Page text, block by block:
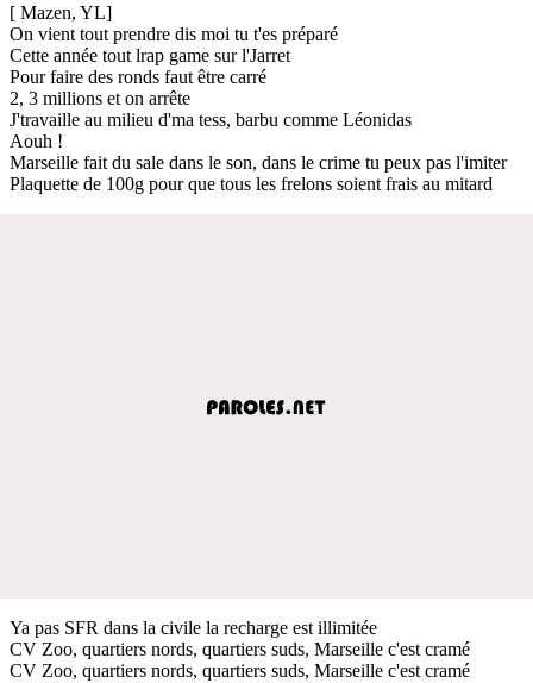
[ Mazen, YL]
On vient tout prendre dis moi tu t'es préparé
Cette année tout lrap game sur l'Jarret
Pour faire des ronds faut être carré
2, 3 millions et on arrête
J'travaille au milieu d'ma tess, barbu comme Léonidas
Aouh !
Marseille fait du sale dans le son, dans le crime tu peux pas l'imiter
Plaquette de 100g pour que tous les frelons soient frais au mitard
Ya pas SFR dans la civile la recharge est illimitée
CV Zoo, quartiers nords, quartiers suds, Marseille c'est cramé
CV Zoo, quartiers nords, quartiers suds, Marseille c'est cramé